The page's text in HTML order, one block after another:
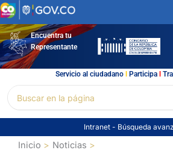
Ir
al
contenidoEncuentra tu
Representante
Servicio al ciudadano l Participal
por:
Intranet - Búsqueda
Inicio
Noticias